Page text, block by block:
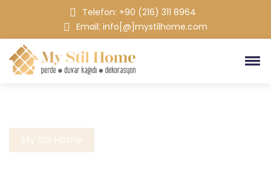
Telefon: +90 (216) 311 8964
Email: info[@]mystilhome.com
My Stil Home